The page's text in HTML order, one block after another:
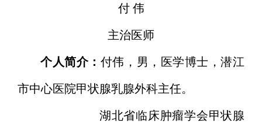
付 伟
主治医师
个人简介： 付伟，男，医学博士，潜江
市中心医院甲状腺乳腺外科主任。
湖北省临床肿瘤学会甲状腺